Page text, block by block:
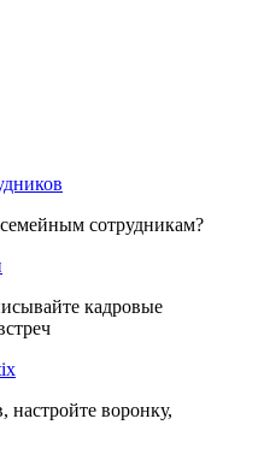
сотрудникам?
кадровые
настройте воронку,